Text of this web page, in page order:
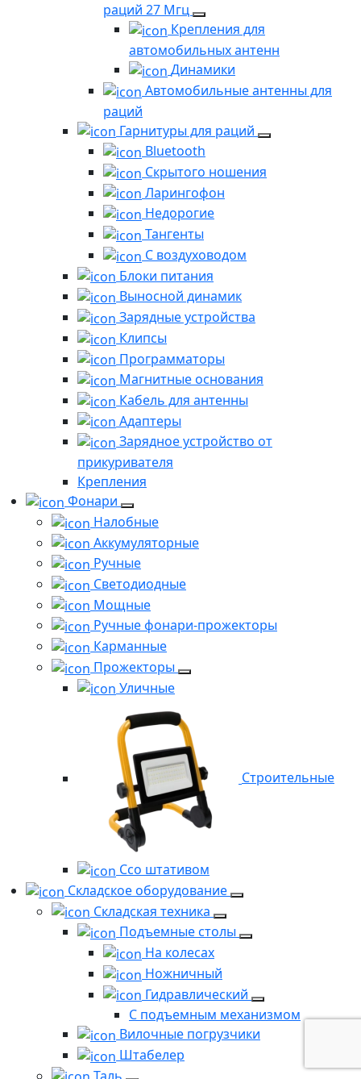
раций 27 Мгц
Крепления для
автомобильных антенн
Динамики
Автомобильные антенны для
раций
Гарнитуры для раций
Bluetooth
Скрытого ношения
Ларингофон
Недорогие
Тангенты
С воздуховодом
Блоки питания
Выносной динамик
Зарядные устройства
Клипсы
Программаторы
Магнитные основания
Кабель для антенны
Адаптеры
Зарядное устройство от
прикуривателя
Крепления
Фонари
Налобные
Аккумуляторные
Ручные
Светодиодные
Мощные
Ручные фонари-прожекторы
Карманные
Прожекторы
Уличные
Строительные
Ссо штативом
Складское оборудование
Складская техника
Подъемные столы
На колесах
Ножничный
Гидравлический
С подъемным механизмом
Вилочные погрузчики
Штабелер